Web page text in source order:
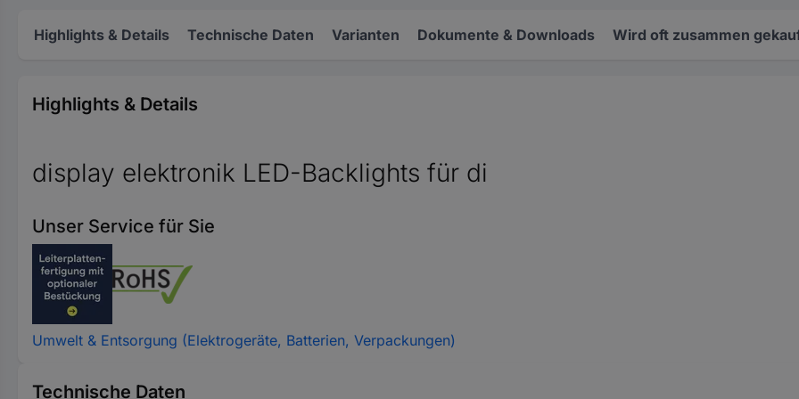
Highlights & Details Technische Daten Varianten Dokumente & Downloads Wird oft zusammen
Highlights & Details
display elektronik LED-Backlights für di
Unser Service für Sie
Umwelt & Entsorgung (Elektrogeräte, Batterien, Verpackungen)
Technische Daten